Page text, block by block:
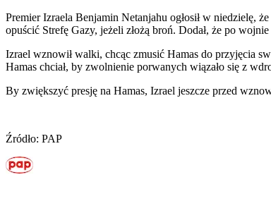
Premier Izraela Benjamin Netanjahu ogłosił w niedzielę,
opuścić Strefę Gazy, jeżeli złożą broń. Dodał, że po
Izrael wznowił walki, chcąc zmusić Hamas do przyjęcia
Hamas chciał, by zwolnienie porwanych wiązało się z
By zwiększyć presję na Hamas, Izrael jeszcze przed
Źródło: PAP